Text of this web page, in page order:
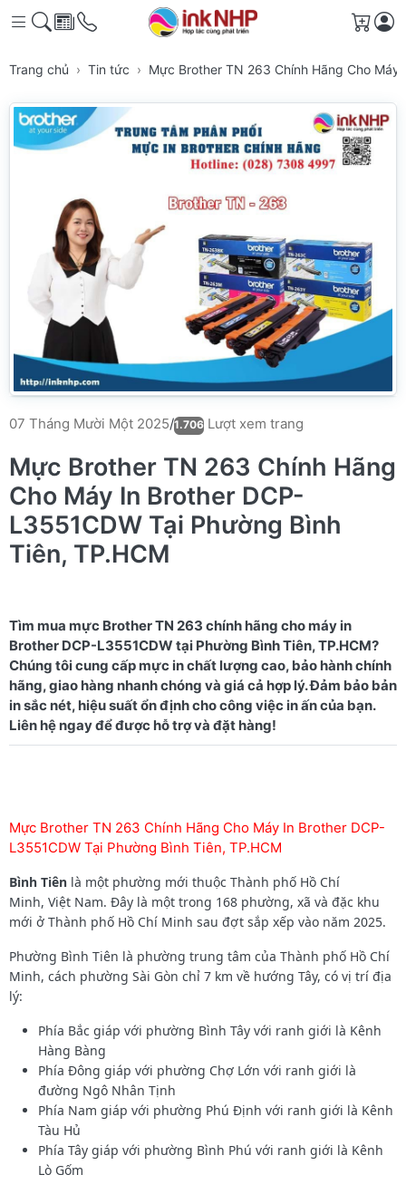
Giỏ
Trang chủ Tin tức Mực Brother TN 263 Chính Hãng Cho Máy
07 Tháng Mười Một 2025/1.706 Lượt xem trang
Mực Brother TN 263 Chính Hãng
Cho Máy In Brother DCP-
L3551CDW Tại Phường Bình
Tiên, TP.HCM
Tìm mua mực Brother TN 263 chính hãng cho máy in
Brother DCP-L3551CDW tại Phường Bình Tiên, TP.HCM?
Chúng tôi cung cấp mực in chất lượng cao, bảo hành chính
hãng, giao hàng nhanh chóng và giá cả hợp lý. Đảm bảo bản
in sắc nét, hiệu suất ổn định cho công việc in ấn của bạn.
Mực Brother TN 263 Chính Hãng Cho Máy In Brother DCP-
L3551CDW Tại Phường Bình Tiên, TP.HCM
Bình Tiên là một phường mới thuộc Thành phố Hồ Chí
Minh, Việt Nam. Đây là một trong 168 phường, xã và đặc khu
mới ở Thành phố Hồ Chí Minh sau đợt sắp xếp vào năm 2025.
Phường Bình Tiên là phường trung tâm của Thành phố Hồ Chí
Minh, cách phường Sài Gòn chỉ 7 km về hướng Tây, có vị trí địa
lý:
Phía Bắc giáp với phường Bình Tây với ranh giới là Kênh
Hàng Bàng
Phía Đông giáp với phường Chợ Lớn với ranh giới là
đường Ngô Nhân Tịnh
Phía Nam giáp với phường Phú Định với ranh giới là Kênh
Tàu Hủ
Phía Tây giáp với phường Bình Phú với ranh giới là Kênh
Lò Gốm